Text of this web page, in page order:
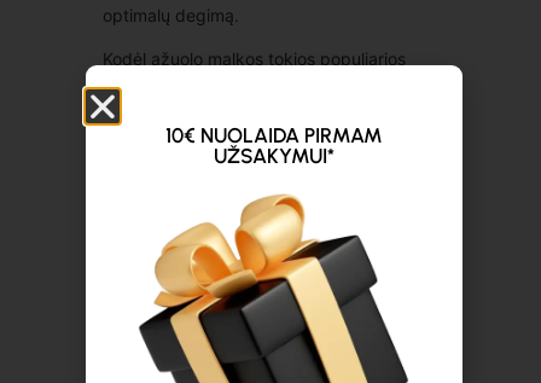
optimalų degimą.
Kodėl ąžuolo malkos tokios populiarios
Lietuvoje? Visų pirma, ąžuolas – tai itin
tvirta ir kieta mediena, kuri dega lėtai,
užtikrindama ilgalaikę šilumą ir
efektyvų jūsų krosnies ar židinio
veikimą. Be to, ąžuolo mediena
skleidžia malonų kvapą, todėl tai yra
mėgstamas pasirinkimas tiems, kurie
vertina jaukią šilumą ir natūralų
aromatą savo namuose.
Mūsų krosnyje džiovintos ąžuolo
malkos turi tik 20% drėgmės, todėl jas
10€ NUOLAIDA PIRMAM
UŽSAKYMUI*